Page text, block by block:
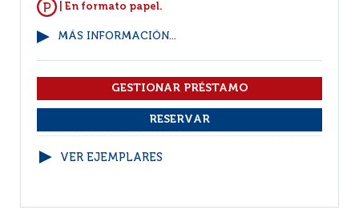
| En formato papel.
MÁS INFORMACIÓN...
VER EJEMPLARES